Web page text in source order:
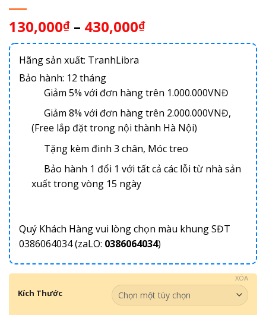
130,000₫ – 430,000₫
Hãng sản xuất: TranhLibra
Bảo hành: 12 tháng
Giảm 5% với đơn hàng trên 1.000.000VNĐ
Giảm 8% với đơn hàng trên 2.000.000VNĐ,
(Free lắp đặt trong nội thành Hà Nội)
Tặng kèm đinh 3 chân, Móc treo
Bảo hành 1 đổi 1 với tất cả các lỗi từ nhà sản
xuất trong vòng 15 ngày
Quý Khách Hàng vui lòng chọn màu khung SĐT
0386064034 (zaLO: 0386064034)
Kích Thước
XÓA